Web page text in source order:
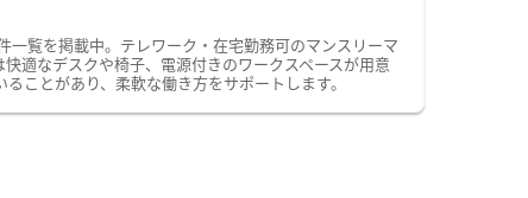
覧を掲載中。テレワーク・在宅勤務可のマンスリーマ
適なデスクや椅子、電源付きのワークスペースが用意
ことがあり、柔軟な働き方をサポートします。